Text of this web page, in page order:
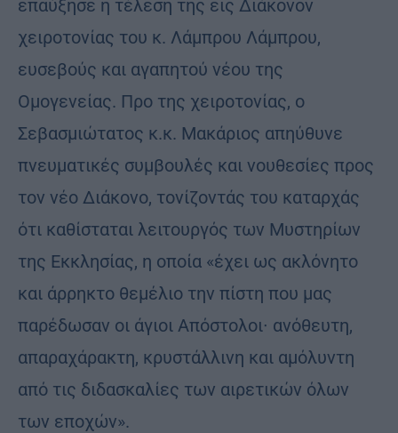
επαύξησε η τέλεση της εις Διάκονον
χειροτονίας του κ. Λάμπρου Λάμπρου,
ευσεβούς και αγαπητού νέου της
Ομογενείας. Προ της χειροτονίας, ο
Σεβασμιώτατος κ.κ. Μακάριος απηύθυνε
πνευματικές συμβουλές και νουθεσίες προς
τον νέο Διάκονο, τονίζοντάς του καταρχάς
ότι καθίσταται λειτουργός των Μυστηρίων
της Εκκλησίας, η οποία «έχει ως ακλόνητο
και άρρηκτο θεμέλιο την πίστη που μας
παρέδωσαν οι άγιοι Απόστολοι∙ ανόθευτη,
απαραχάρακτη, κρυστάλλινη και αμόλυντη
από τις διδασκαλίες των αιρετικών όλων
των εποχών».